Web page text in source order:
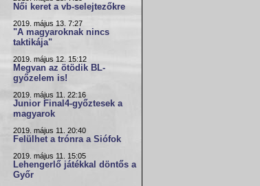
Női keret a vb-selejtezőkre
2019. május 13. 7:27
"A magyaroknak nincs
taktikája"
2019. május 12. 15:12
Megvan az ötödik BL-
győzelem is!
2019. május 11. 22:16
Junior Final4-győztesek a
magyarok
2019. május 11. 20:40
Felülhet a trónra a Siófok
2019. május 11. 15:05
Lehengerlő játékkal döntős a
Győr